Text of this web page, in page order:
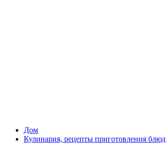
Дом
Кулинария, рецепты приготовления блюд